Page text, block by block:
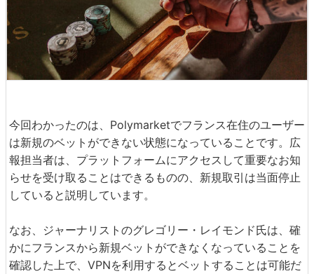
今回わかったのは、Polymarketでフランス在住のユーザー
は新規のベットができない状態になっていることです。広
報担当者は、プラットフォームにアクセスして重要なお知
らせを受け取ることはできるものの、新規取引は当面停止
していると説明しています。
なお、ジャーナリストのグレゴリー・レイモンド氏は、確
かにフランスから新規ベットができなくなっていることを
確認した上で、VPNを利用するとベットすることは可能だ